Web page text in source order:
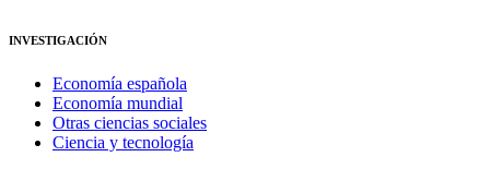
INVESTIGACIÓN
Economía española
Economía mundial
Otras ciencias sociales
Ciencia y tecnología